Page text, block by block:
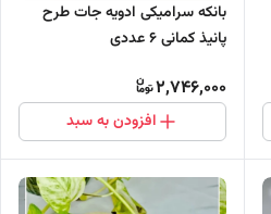
بانکه سرامیکی ادویه جات طرح
پانیذ کمانی 6 عددی
2,746,000
افزودن به سبد